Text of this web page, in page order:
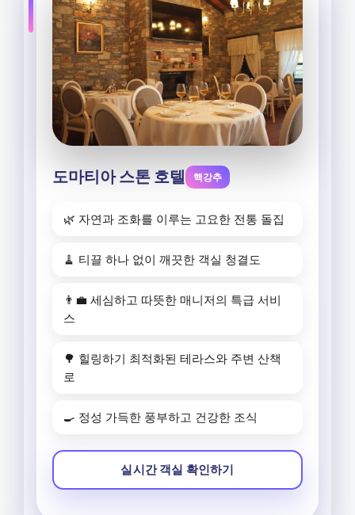
도마티아 스톤 호텔 핵강추
🌿 자연과 조화를 이루는 고요한 전통 돌집
🧹 티끌 하나 없이 깨끗한 객실 청결도
👨‍💼 세심하고 따뜻한 매니저의 특급 서비
스
🌳 힐링하기 최적화된 테라스와 주변 산책
로
🍳 정성 가득한 풍부하고 건강한 조식
실시간 객실 확인하기